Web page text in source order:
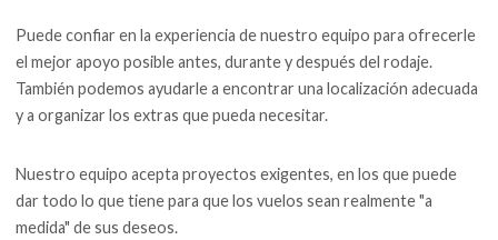
Puede confiar en la experiencia de nuestro equipo para ofrecerle
el mejor apoyo posible antes, durante y después del rodaje.
También podemos ayudarle a encontrar una localización adecuada
y a organizar los extras que pueda necesitar.
Nuestro equipo acepta proyectos exigentes, en los que puede
dar todo lo que tiene para que los vuelos sean realmente "a
medida" de sus deseos.